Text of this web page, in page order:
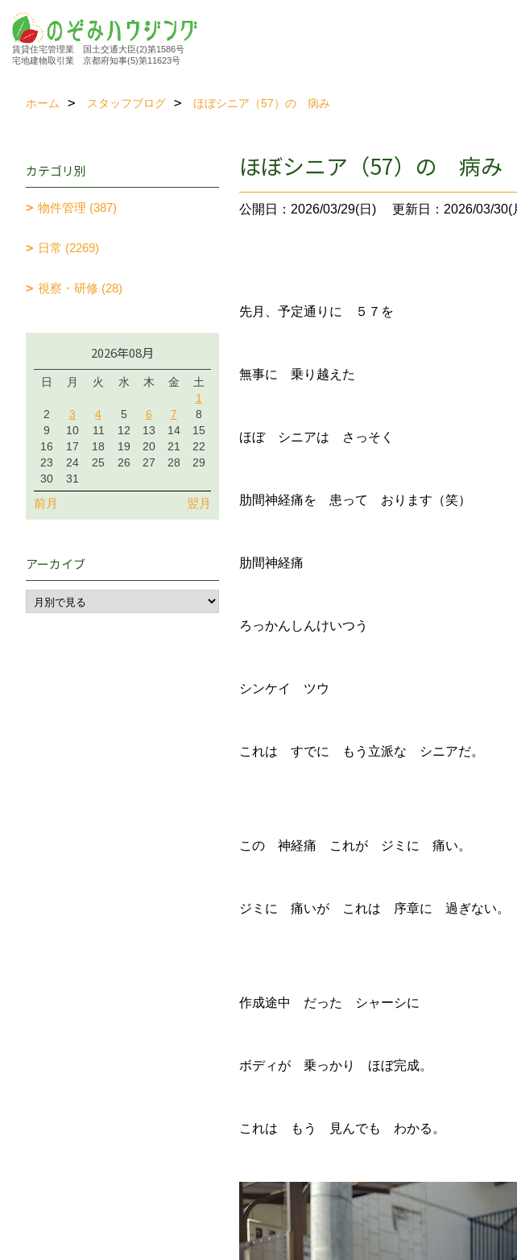
賃貸住宅管理業 国土交通大臣(2)第1586号
宅地建物取引業 京都府知事(5)第11623号
ホーム スタッフブログ ほぼシニア（57）の 病み
ほぼシニア（57）の 病み
公開日：2026/03/29(日) 更新日：2026/03/30(
先月、予定通りに ５７を
無事に 乗り越えた
ほぼ シニアは さっそく
肋間神経痛を 患って おります（笑）
肋間神経痛
ろっかんしんけいつう
シンケイ ツウ
これは すでに もう立派な シニアだ。
この 神経痛 これが ジミに 痛い。
ジミに 痛いが これは 序章に 過ぎない。
作成途中 だった シャーシに
ボディが 乗っかり ほぼ完成。
これは もう 見んでも わかる。
カテゴリ別
物件管理 (387)
日常 (2269)
視察・研修 (28)
2026年08月
日 月 火 水 木 金
土
1
2
3 4 5 6 7
8
9
10 11 12 13 14
15
16
17 18 19 20 21
22
23
24 25 26 27 28
29
30
31
前月 翌月
アーカイブ